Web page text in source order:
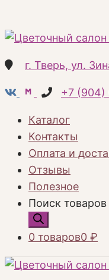
г. Тверь, ул.
+7 (904)
Каталог
Контакты
Оплата и
Отзывы
Полезное
Поиск товаров
0 товаров0 ₽